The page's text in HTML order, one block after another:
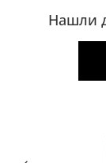
Нашли